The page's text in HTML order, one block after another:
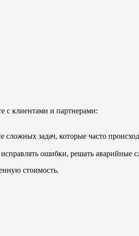
с клиентами и партнерами:
задач, которые часто
ошибки, решать аварийные
стоимость.